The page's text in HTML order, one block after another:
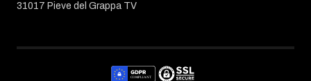
31017 Pieve del Grappa TV